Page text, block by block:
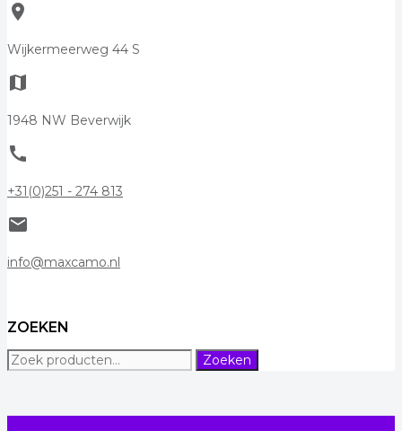
room
Wijkermeerweg 44 S
map
1948 NW Beverwijk
call
+31(0)251 - 274 813
mail
info@maxcamo.nl
ZOEKEN
Zoeken
naar:
Zoeken